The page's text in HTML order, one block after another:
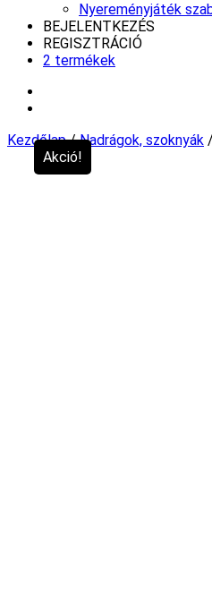
Nyereményjáték
BEJELENTKEZÉS
REGISZTRÁCIÓ
2 termékek
Kezdőlap/Nadrágok, szoknyák
Akció!